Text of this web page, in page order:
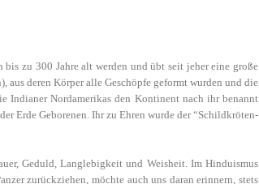
zu 300 Jahre alt werden und übt seit jeher eine große
deren Körper alle Geschöpfe geformt wurden und die
Indianer Nordamerikas den Kontinent nach ihr benannt
Erde Geborenen. Ihr zu Ehren wurde der “Schildkröten-
Geduld, Langlebigkeit und Weisheit. Im Hinduismus
zurückziehen, möchte auch uns daran erinnern, stets